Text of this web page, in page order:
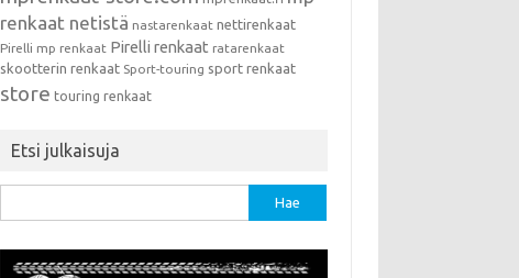
renkaat netistä nastarenkaat nettirenkaat
Pirelli mp renkaat Pirelli renkaat ratarenkaat
skootterin renkaat Sport-touring sport renkaat
store touring renkaat
Etsi julkaisuja